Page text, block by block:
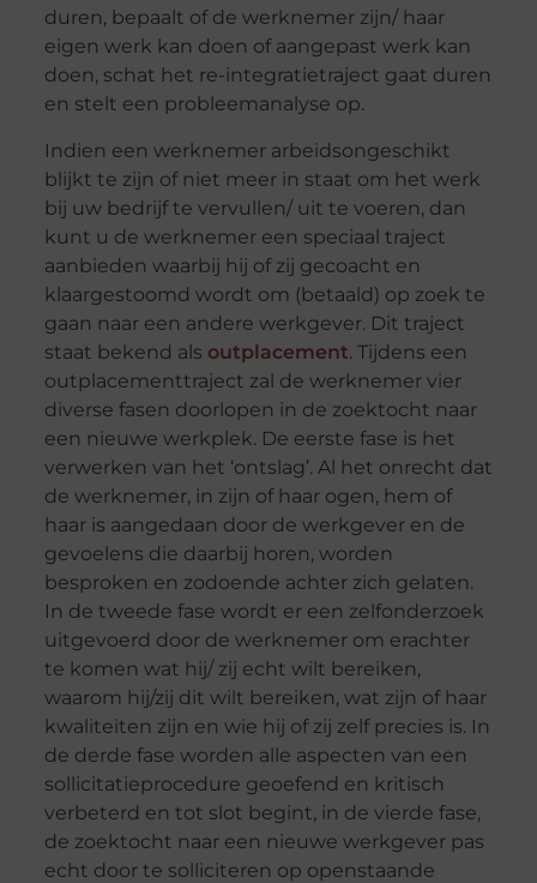
duren, bepaalt of de werknemer zijn/ haar
eigen werk kan doen of aangepast werk kan
doen, schat het re-integratietraject gaat duren
en stelt een probleemanalyse op.
Indien een werknemer arbeidsongeschikt
blijkt te zijn of niet meer in staat om het werk
bij uw bedrijf te vervullen/ uit te voeren, dan
kunt u de werknemer een speciaal traject
aanbieden waarbij hij of zij gecoacht en
klaargestoomd wordt om (betaald) op zoek te
gaan naar een andere werkgever. Dit traject
staat bekend als outplacement. Tijdens een
outplacementtraject zal de werknemer vier
diverse fasen doorlopen in de zoektocht naar
een nieuwe werkplek. De eerste fase is het
verwerken van het ‘ontslag’. Al het onrecht dat
de werknemer, in zijn of haar ogen, hem of
haar is aangedaan door de werkgever en de
gevoelens die daarbij horen, worden
besproken en zodoende achter zich gelaten.
In de tweede fase wordt er een zelfonderzoek
uitgevoerd door de werknemer om erachter
te komen wat hij/ zij echt wilt bereiken,
waarom hij/zij dit wilt bereiken, wat zijn of haar
kwaliteiten zijn en wie hij of zij zelf precies is. In
de derde fase worden alle aspecten van een
sollicitatieprocedure geoefend en kritisch
verbeterd en tot slot begint, in de vierde fase,
de zoektocht naar een nieuwe werkgever pas
echt door te solliciteren op openstaande